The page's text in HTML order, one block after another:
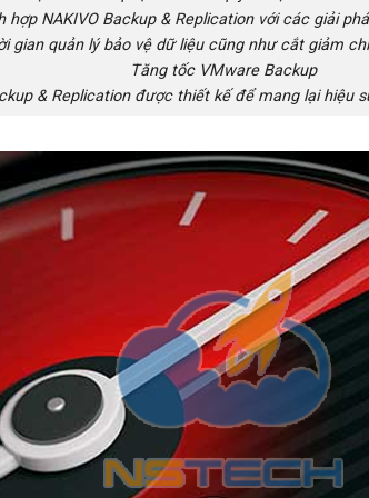
hợp NAKIVO Backup & Replication với các giải
gian quản lý bảo vệ dữ liệu cũng như cắt giảm
Tăng tốc VMware Backup
& Replication được thiết kế để mang lại hiệu